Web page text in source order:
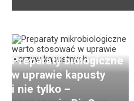
Preparaty biologiczne
w uprawie kapusty
i nie tylko –